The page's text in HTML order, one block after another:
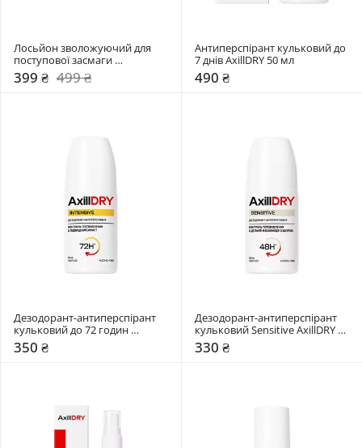
Лосьйон зволожуючий для
поступової засмаги
Professional Tanning
Moisturiser St.Moriz
399 ₴ 499 ₴
Антиперспірант кульковий до
490 ₴
Дезодорант-антиперспірант
кульковий до 72 годин
350 ₴
Дезодорант-антиперспірант
кульковий Sensitive AxillDRY 50
мл
330 ₴